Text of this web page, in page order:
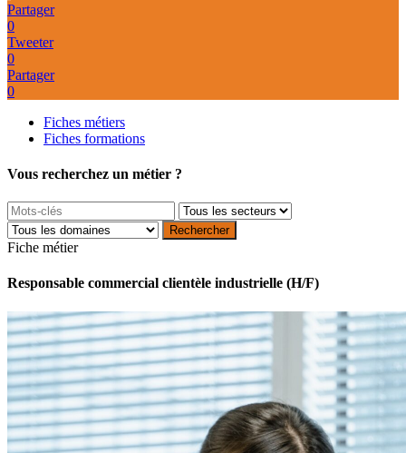
Partager
0
Tweeter
0
Partager
0
Fiches métiers
Fiches formations
Vous recherchez un métier ?
Fiche métier
Responsable commercial clientèle industrielle (H/F)